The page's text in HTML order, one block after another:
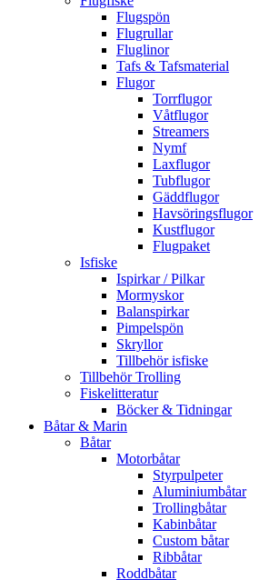
Flugspön
Flugrullar
Fluglinor
Tafs & Tafsmaterial
Flugor
Torrflugor
Våtflugor
Streamers
Nymf
Laxflugor
Tubflugor
Gäddflugor
Havsöringsflugor
Kustflugor
Flugpaket
Isfiske
Ispirkar / Pilkar
Mormyskor
Balanspirkar
Pimpelspön
Skryllor
Tillbehör isfiske
Tillbehör Trolling
Fiskelitteratur
Böcker & Tidningar
Båtar & Marin
Båtar
Motorbåtar
Styrpulpeter
Aluminiumbåtar
Trollingbåtar
Kabinbåtar
Custom båtar
Ribbåtar
Roddbåtar